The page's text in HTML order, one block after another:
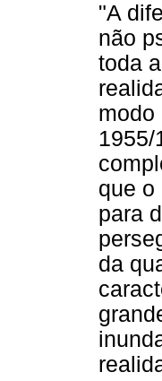
"A
não
toda
modo
1955/
que o
para
da